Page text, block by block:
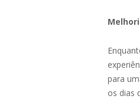
para
os dias